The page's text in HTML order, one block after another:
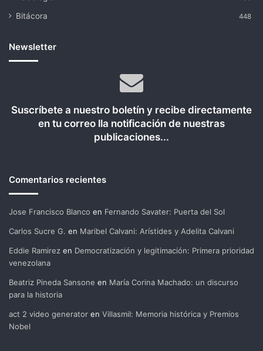
Bitácora 448
Newsletter
Suscríbete a nuestro boletín y recibe directamente
en tu correo lla notificación de nuestras
publicaciones...
Comentarios recientes
Jose Francisco Blanco en Fernando Savater: Puerta del Sol
Carlos Sucre G. en Maribel Calvani: Arístides y Adelita Calvani
Eddie Ramirez en Democratización y legitimación: Primera prioridad
venezolana
Beatriz Pineda Sansone en María Corina Machado: un discurso
para la historia
act 2 video generator en Villasmil: Memoria histórica y Premios
Nobel